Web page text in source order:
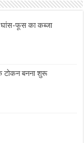
घांस-फूस का कब्जा
टोकन बनना शुरू